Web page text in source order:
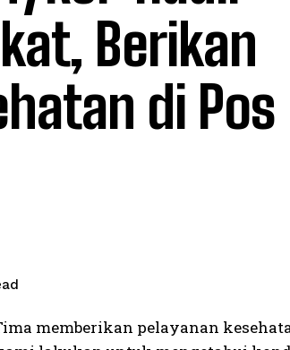
Berikan
di Pos
memberikan pelayanan